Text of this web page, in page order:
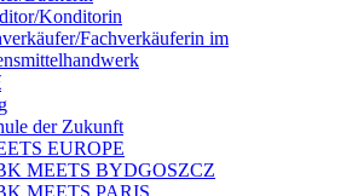
Konditorin
Fachverkäuferin im
der Zukunft
EUROPE
MEETS BYDGOSZCZ
MEETS PARIS